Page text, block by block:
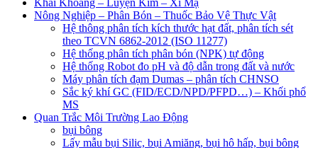
Khai Khoáng – Luyện Kim – Xi Mạ
Nông Nghiệp – Phân Bón – Thuốc Bảo Vệ Thực Vật
Hệ thông phân tích kích thước hạt đất, phân tích sét
theo TCVN 6862-2012 (ISO 11277)
Hệ thống phân tích phân bón (NPK) tự động
Hệ thống Robot đo pH và độ dẫn trong đất và nước
Máy phân tích đạm Dumas – phân tích CHNSO
Sắc ký khí GC (FID/ECD/NPD/PFPD…) – Khối phổ
MS
Quan Trắc Môi Trường Lao Động
bụi bông
Lấy mẫu bụi Silic, bụi Amiăng, bụi hô hấp, bụi bông